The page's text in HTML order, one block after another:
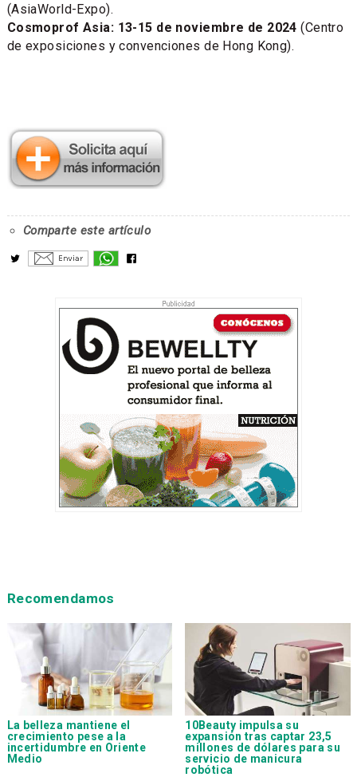
(AsiaWorld-Expo).
Cosmoprof Asia: 13-15 de noviembre de 2024 (Centro
de exposiciones y convenciones de Hong Kong).
Comparte este artículo
Recomendamos
La belleza mantiene el
crecimiento pese a la
incertidumbre en Oriente
Medio
10Beauty impulsa su
expansión tras captar 23,5
millones de dólares para su
servicio de manicura
robótica